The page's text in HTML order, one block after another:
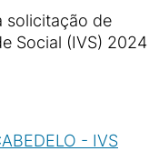
solicitação de
Social (IVS) 2024
- IVS